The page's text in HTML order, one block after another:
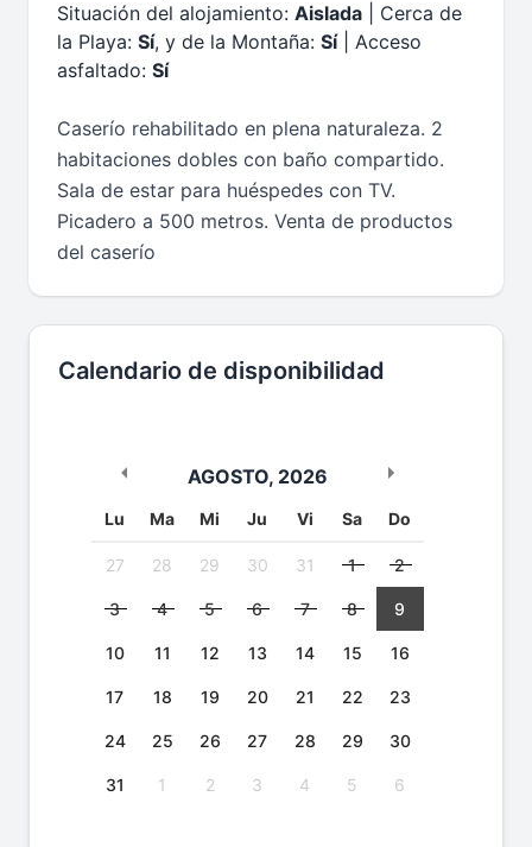
Situación del alojamiento: Aislada | Cerca de
la Playa: Sí, y de la Montaña: Sí| Acceso
asfaltado: Sí
Caserío rehabilitado en plena naturaleza. 2
habitaciones dobles con baño compartido.
Sala de estar para huéspedes con TV.
Picadero a 500 metros. Venta de productos
del caserío
Calendario de disponibilidad
AGOSTO, 2026
Lu Ma Mi Ju Vi Sa Do
27 28 29 30 31 1 2
3 4 5 6 7 8 9
10 11 12 13 14 15 16
17 18 19 20 21 22 23
24 25 26 27 28 29 30
31 1 2 3 4 5 6